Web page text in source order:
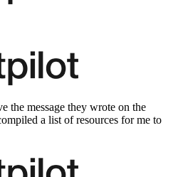
the message they wrote on the
a list of resources for me to